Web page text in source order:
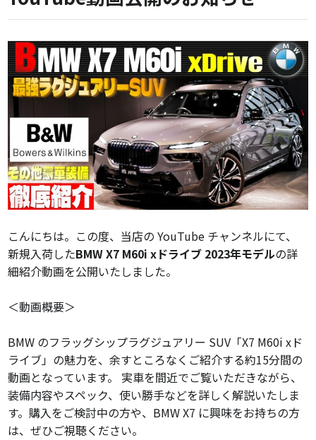
こんにちは。この度、当店の YouTube チャンネルにて、
新規入荷したBMW X7 M60i xドライブ 2023年モデルの詳
細紹介動画を公開いたしました。
＜動画概要＞
BMW のフラッグシップラグジュアリー SUV「X7 M60i xド
ライブ」の魅力を、余すところなくご紹介する約15分間の
動画となっています。 実車を間近でご覧いただきながら、
装備内容やスペック、使い勝手などを詳しく解説いたしま
す。購入をご検討中の方や、BMW X7 に興味をお持ちの方
は、ぜひご視聴ください。